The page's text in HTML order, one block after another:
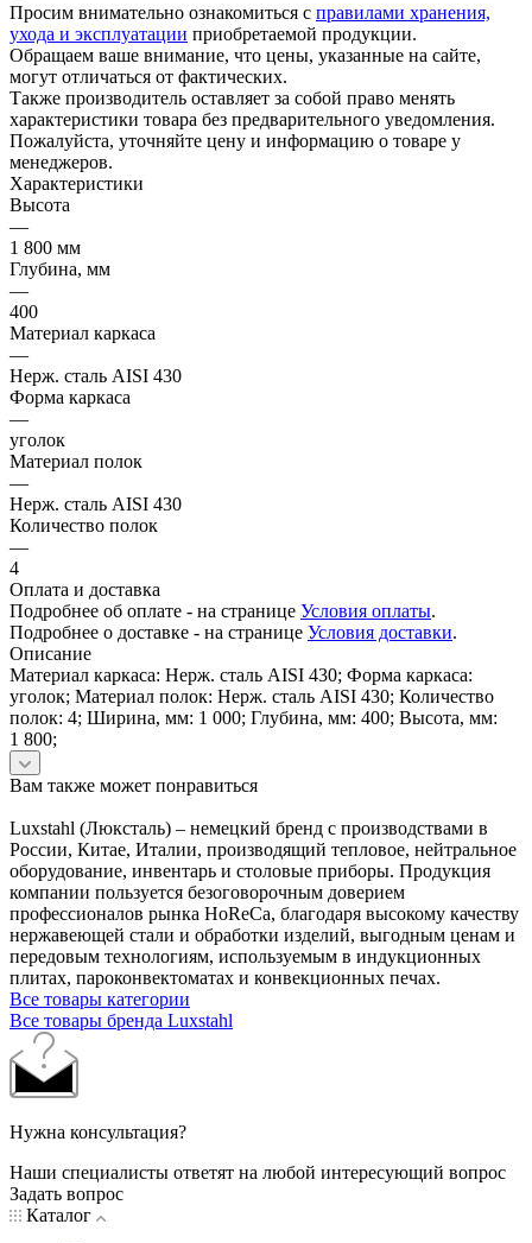
Просим внимательно ознакомиться с правилами хранения,
ухода и эксплуатации приобретаемой продукции.
Обращаем ваше внимание, что цены, указанные на сайте,
могут отличаться от фактических.
Также производитель оставляет за собой право менять
характеристики товара без предварительного уведомления.
Пожалуйста, уточняйте цену и информацию о товаре у
менеджеров.
Характеристики
Высота
—
1 800 мм
Глубина, мм
—
400
Материал каркаса
—
Нерж. сталь AISI 430
Форма каркаса
—
уголок
Материал полок
—
Нерж. сталь AISI 430
Количество полок
—
4
Оплата и доставка
Подробнее об оплате - на странице Условия оплаты.
Подробнее о доставке - на странице Условия доставки.
Описание
Материал каркаса: Нерж. сталь AISI 430; Форма каркаса:
уголок; Материал полок: Нерж. сталь AISI 430; Количество
полок: 4; Ширина, мм: 1 000; Глубина, мм: 400; Высота, мм:
1 800;
Вам также может понравиться
Luxstahl (Люксталь) – немецкий бренд с производствами в
России, Китае, Италии, производящий тепловое, нейтральное
оборудование, инвентарь и столовые приборы. Продукция
компании пользуется безоговорочным доверием
профессионалов рынка HoReCa, благодаря высокому качеству
нержавеющей стали и обработки изделий, выгодным ценам и
передовым технологиям, используемым в индукционных
плитах, пароконвектоматах и конвекционных печах.
Все товары категории
Все товары бренда Luxstahl
Нужна консультация?
Наши специалисты ответят на любой интересующий вопрос
Задать вопрос
Каталог